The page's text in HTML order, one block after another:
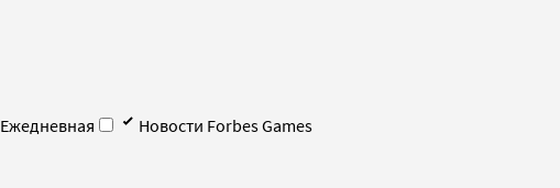
Ежедневная
Новости Forbes Games